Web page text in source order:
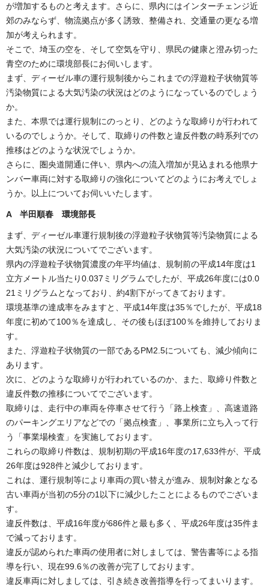
が増加するものと考えます。さらに、県内にはインターチェンジ近
郊のみならず、物流拠点が多く誘致、整備され、交通量の更なる増
加が考えられます。
そこで、埼玉の空を、そして空気を守り、県民の健康と澄み切った
青空のために環境部長にお伺いします。
まず、ディーゼル車の運行規制後からこれまでの浮遊粒子状物質等
汚染物質による大気汚染の状況はどのようになっているのでしょう
か。
また、本県では運行規制にのっとり、どのような取締りが行われて
いるのでしょうか。そして、取締りの件数と違反件数の時系列での
推移はどのような状況でしょうか。
さらに、圏央道開通に伴い、県内への流入増加が見込まれる他県ナ
ンバー車両に対する取締りの強化についてどのようにお考えでしょ
うか。以上についてお伺いいたします。
A 半田順春 環境部長
まず、ディーゼル車運行規制後の浮遊粒子状物質等汚染物質による
大気汚染の状況についてでございます。
県内の浮遊粒子状物質濃度の年平均値は、規制前の平成14年度は1
立方メートル当たり0.037ミリグラムでしたが、平成26年度には0.0
21ミリグラムとなっており、約4割下がってきております。
環境基準の達成率をみますと、平成14年度は35％でしたが、平成18
年度に初めて100％を達成し、その後もほぼ100％を維持しておりま
す。
また、浮遊粒子状物質の一部であるPM2.5についても、減少傾向に
あります。
次に、どのような取締りが行われているのか、また、取締り件数と
違反件数の推移についてでございます。
取締りは、走行中の車両を停車させて行う「路上検査」、高速道路
のパーキングエリアなどでの「拠点検査」、事業所に立ち入って行
う「事業場検査」を実施しております。
これらの取締り件数は、規制初期の平成16年度の17,633件が、平成
26年度は928件と減少しております。
これは、運行規制等により車両の買い替えが進み、規制対象となる
古い車両が当初の5分の1以下に減少したことによるものでございま
す。
違反件数は、平成16年度が686件と最も多く、平成26年度は35件ま
で減っております。
違反が認められた車両の使用者に対しましては、警告書等による指
導を行い、現在99.6％の改善が完了しております。
違反車両に対しましては、引き続き改善指導を行ってまいります。